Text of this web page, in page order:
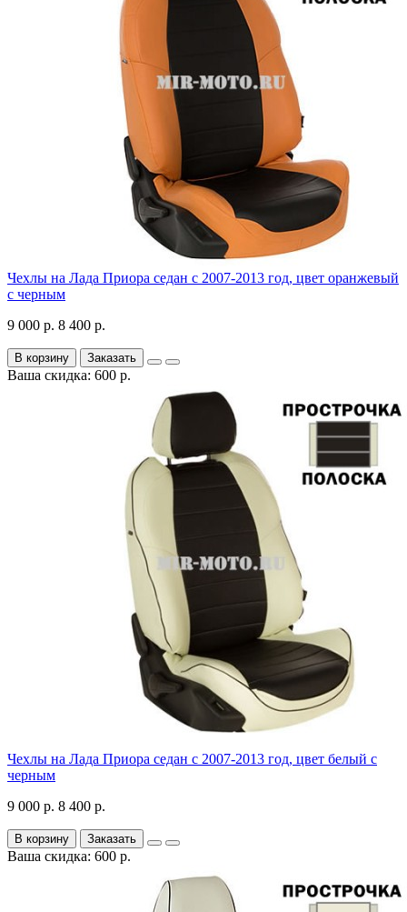
Чехлы на Лада Приора седан с 2007-2013 год, цвет оранжевый
с черным
9 000 р. 8 400 р.
В корзину Заказать
Ваша скидка: 600 р.
Чехлы на Лада Приора седан с 2007-2013 год, цвет белый с
черным
9 000 р. 8 400 р.
В корзину Заказать
Ваша скидка: 600 р.